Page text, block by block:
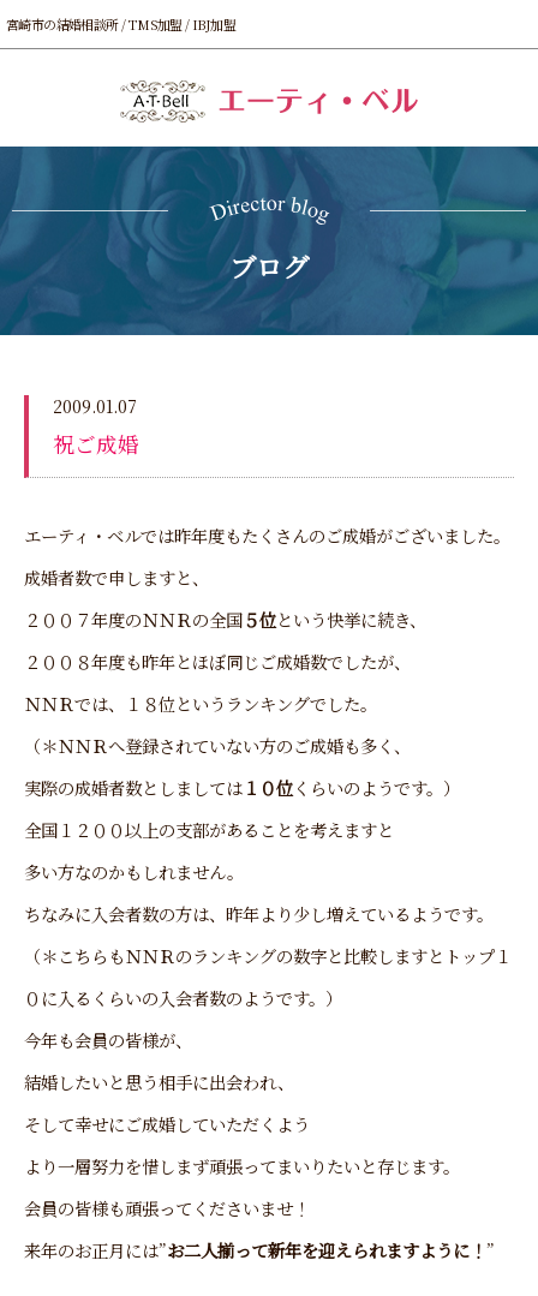
宮崎市の結婚相談所 / TMS加盟 / IBJ加盟
ブログ
2009.01.07
祝ご成婚
エーティ・ベルでは昨年度もたくさんのご成婚がございました。
成婚者数で申しますと、
２００７年度のＮＮＲの全国５位という快挙に続き、
２００８年度も昨年とほぼ同じご成婚数でしたが、
ＮＮＲでは、１８位というランキングでした。
（＊ＮＮＲへ登録されていない方のご成婚も多く、
実際の成婚者数としましては１０位くらいのようです。）
全国１２００以上の支部があることを考えますと
多い方なのかもしれません。
ちなみに入会者数の方は、昨年より少し増えているようです。
（＊こちらもＮＮＲのランキングの数字と比較しますとトップ１
０に入るくらいの入会者数のようです。）
今年も会員の皆様が、
結婚したいと思う相手に出会われ、
そして幸せにご成婚していただくよう
より一層努力を惜しまず頑張ってまいりたいと存じます。
会員の皆様も頑張ってくださいませ！
来年のお正月には”お二人揃って新年を迎えられますように！ ”